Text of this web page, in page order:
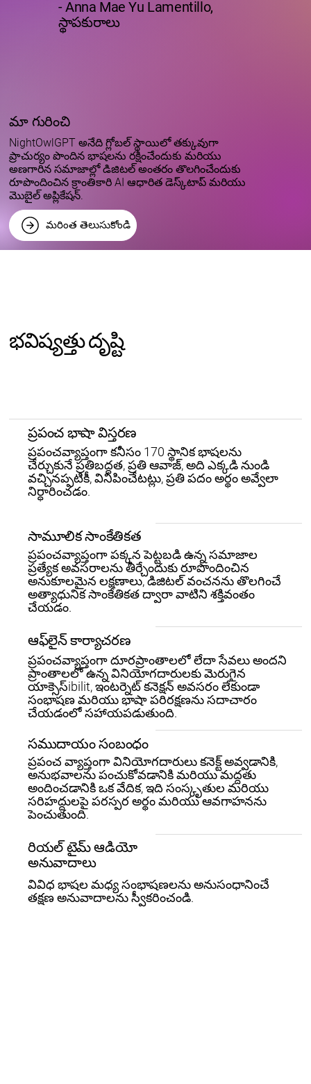
ప్రపంచ భాషా విస్తరణ
ప్రపంచవ్యాప్తంగా కనీసం 170 స్థానిక భాషలను
చేర్చుకునే ప్రతిబద్ధత, ప్రతి ఆవాజ్, అది ఎక్కడి నుండి
వచ్చినప్పటికీ, వినిపించేటట్లు, ప్రతి పదం అర్థం అవ్వేలా
నిర్ధారించడం.
సామూలిక సాంకేతికత
ప్రపంచవ్యాప్తంగా పక్కన పెట్టబడి ఉన్న సమాజాల
ప్రత్యేక అవసరాలను తీర్చేందుకు రూపొందించిన
అనుకూలమైన లక్షణాలు, డిజిటల్ వంచనను తొలగించే
అత్యాధునిక సాంకేతికత ద్వారా వాటిని శక్తివంతం
చేయడం.
ఆఫ్‌లైన్ కార్యాచరణ
ప్రపంచవ్యాప్తంగా దూరప్రాంతాలలో లేదా సేవలు అందని
ప్రాంతాలలో ఉన్న వినియోగదారులకు మెరుగైన
యాక్సెస్ibilit, ఇంటర్నెట్ కనెక్షన్ అవసరం లేకుండా
సంభాషణ మరియు భాషా పరిరక్షణను సదాచారం
చేయడంలో సహాయపడుతుంది.
సముదాయం సంబంధం
ప్రపంచ వ్యాప్తంగా వినియోగదారులు కనెక్ట్ అవ్వడానికి,
అనుభవాలను పంచుకోవడానికి మరియు మద్దతు
అందించడానికి ఒక వేదిక, ఇది సంస్కృతుల మరియు
సరిహద్దులపై పరస్పర అర్థం మరియు ఆవగాహనను
పెంచుతుంది.
రియల్ టైమ్ ఆడియో
అనువాదాలు
వివిధ భాషల మధ్య సంభాషణలను అనుసంధానించే
తక్షణ అనువాదాలను స్వీకరించండి.
భవిష్యత్తు దృష్టి
- Anna Mae Yu Lamentillo,
స్థాపకురాలు
మా గురించి
NightOwlGPT అనేది గ్లోబల్ స్థాయిలో తక్కువుగా
ప్రాచుర్యం పొందిన భాషలను రక్షించేందుకు మరియు
అణగారిన సమాజాల్లో డిజిటల్ అంతరం తొలగించేందుకు
రూపొందించిన క్రాంతికారి AI ఆధారిత డెస్క్‌టాప్ మరియు
మొబైల్ అప్లికేషన్.
మరింత తెలుసుకోండి